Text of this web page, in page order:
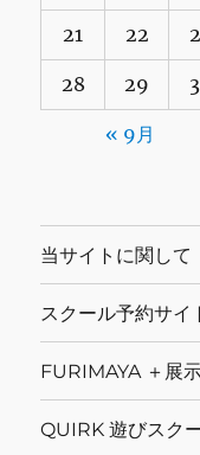
21 22
28 29
« 9月
当サイトに関して
スクール予約サイ
FURIMAYA ＋展
QUIRK 遊びスク